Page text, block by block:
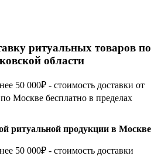
ритуальных товаров по
области
50 000₽ - стоимость доставки от
Москве бесплатно в пределах
ритуальной продукции в Москве
50 000₽ - стоимость доставки